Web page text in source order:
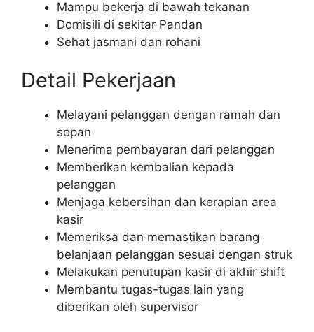
Mampu bekerja di bawah tekanan
Domisili di sekitar Pandan
Sehat jasmani dan rohani
Detail Pekerjaan
Melayani pelanggan dengan ramah dan
sopan
Menerima pembayaran dari pelanggan
Memberikan kembalian kepada
pelanggan
Menjaga kebersihan dan kerapian area
kasir
Memeriksa dan memastikan barang
belanjaan pelanggan sesuai dengan struk
Melakukan penutupan kasir di akhir shift
Membantu tugas-tugas lain yang
diberikan oleh supervisor